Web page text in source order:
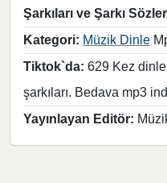
Şarkıları ve Şarkı
Kategori: Müzik Dinle
Tiktok`da: 629 Kez
şarkıları. Bedava mp3
Yayınlayan Editör: